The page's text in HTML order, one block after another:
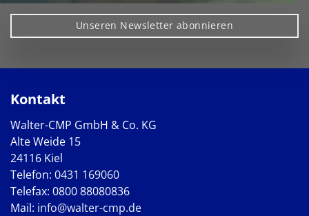
Unseren Newsletter abonnieren
Kontakt
Walter-CMP GmbH & Co. KG
Alte Weide 15
24116 Kiel
Telefon: 0431 169060
Telefax: 0800 88080836
Mail: info@walter-cmp.de